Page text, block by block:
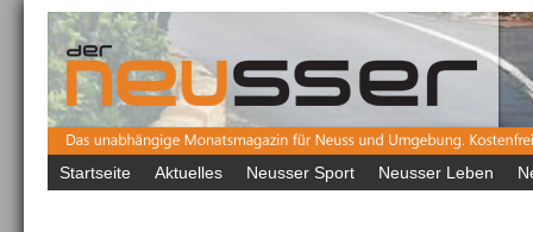
Startseite Aktuelles Neusser Sport Neusser Leben